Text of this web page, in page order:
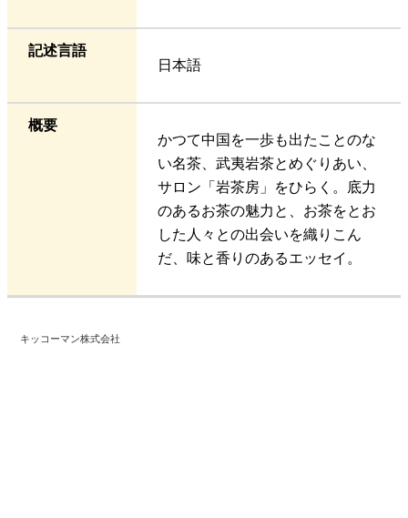
記述言語
日本語
概要
かつて中国を一歩も出たことのな
い名茶、武夷岩茶とめぐりあい、
サロン「岩茶房」をひらく。底力
のあるお茶の魅力と、お茶をとお
した人々との出会いを織りこん
だ、味と香りのあるエッセイ。
キッコーマン株式会社